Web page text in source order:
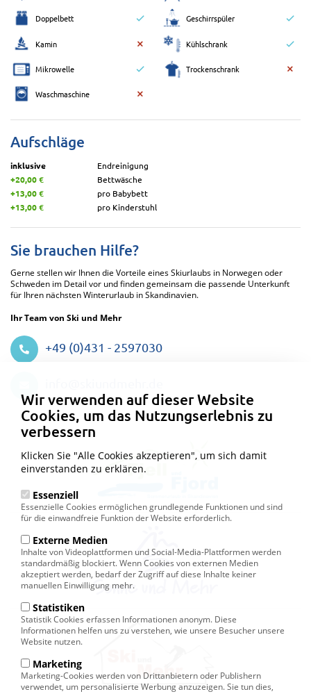
Doppelbett Geschirrspüler
Kamin Kühlschrank
Mikrowelle Trockenschrank
Waschmaschine
Aufschläge
inklusive
Endreinigung
+20,00 €
Bettwäsche
+13,00 €
pro Babybett
+13,00 €
pro Kinderstuhl
Sie brauchen Hilfe?
Gerne stellen wir Ihnen die Vorteile eines Skiurlaubs in Norwegen oder
Schweden im Detail vor und finden gemeinsam die passende Unterkunft
für Ihren nächsten Winterurlaub in Skandinavien.
Ihr Team von Ski und Mehr
+49 (0)431 - 2597030
Wir verwenden auf dieser Website
Cookies, um das Nutzungserlebnis zu
verbessern
Klicken Sie "Alle Cookies akzeptieren", um sich damit
einverstanden zu erklären.
Essenziell
Essenzielle Cookies ermöglichen grundlegende Funktionen und sind
für die einwandfreie Funktion der Website erforderlich.
Externe Medien
Inhalte von Videoplattformen und Social-Media-Plattformen werden
standardmäßig blockiert. Wenn Cookies von externen Medien
akzeptiert werden, bedarf der Zugriff auf diese Inhalte keiner
manuellen Einwilligung mehr.
Statistiken
Statistik Cookies erfassen Informationen anonym. Diese
Informationen helfen uns zu verstehen, wie unsere Besucher unsere
Website nutzen.
Marketing
Marketing-Cookies werden von Drittanbietern oder Publishern
verwendet, um personalisierte Werbung anzuzeigen. Sie tun dies,